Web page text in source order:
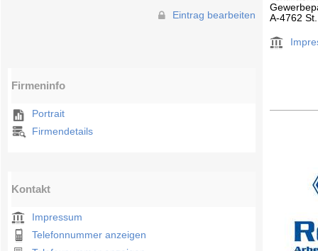
Eintrag bearbeiten
Firmeninfo
Portrait
Firmendetails
Kontakt
Impressum
Telefonnummer anzeigen
A-4762